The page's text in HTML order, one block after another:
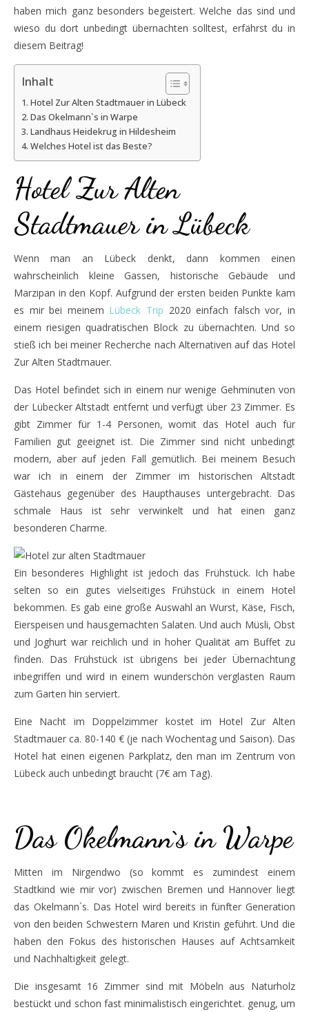
haben mich ganz besonders begeistert. Welche das sind und
wieso du dort unbedingt übernachten solltest, erfährst du in
diesem Beitrag!
Inhalt
Hotel Zur Alten Stadtmauer in Lübeck
Das Okelmann`s in Warpe
Landhaus Heidekrug in Hildesheim
Welches Hotel ist das Beste?
Hotel Zur Alten
Stadtmauer in Lübeck
Wenn man an Lübeck denkt, dann kommen einen
wahrscheinlich kleine Gassen, historische Gebäude und
Marzipan in den Kopf. Aufgrund der ersten beiden Punkte kam
es mir bei meinem Lübeck Trip 2020 einfach falsch vor, in
einem riesigen quadratischen Block zu übernachten. Und so
stieß ich bei meiner Recherche nach Alternativen auf das Hotel
Zur Alten Stadtmauer.
Das Hotel befindet sich in einem nur wenige Gehminuten von
der Lübecker Altstadt entfernt und verfügt über 23 Zimmer. Es
gibt Zimmer für 1-4 Personen, womit das Hotel auch für
Familien gut geeignet ist. Die Zimmer sind nicht unbedingt
modern, aber auf jeden Fall gemütlich. Bei meinem Besuch
war ich in einem der Zimmer im historischen Altstadt
Gästehaus gegenüber des Haupthauses untergebracht. Das
schmale Haus ist sehr verwinkelt und hat einen ganz
besonderen Charme.
Ein besonderes Highlight ist jedoch das Frühstück. Ich habe
selten so ein gutes vielseitiges Frühstück in einem Hotel
bekommen. Es gab eine große Auswahl an Wurst, Käse, Fisch,
Eierspeisen und hausgemachten Salaten. Und auch Müsli, Obst
und Joghurt war reichlich und in hoher Qualität am Buffet zu
finden. Das Frühstück ist übrigens bei jeder Übernachtung
inbegriffen und wird in einem wunderschön verglasten Raum
zum Garten hin serviert.
Eine Nacht im Doppelzimmer kostet im Hotel Zur Alten
Stadtmauer ca. 80-140 € (je nach Wochentag und Saison). Das
Hotel hat einen eigenen Parkplatz, den man im Zentrum von
Lübeck auch unbedingt braucht (7€ am Tag).
Das Okelmann`s in Warpe
Mitten im Nirgendwo (so kommt es zumindest einem
Stadtkind wie mir vor) zwischen Bremen und Hannover liegt
das Okelmann`s. Das Hotel wird bereits in fünfter Generation
von den beiden Schwestern Maren und Kristin geführt. Und die
haben den Fokus des historischen Hauses auf Achtsamkeit
und Nachhaltigkeit gelegt.
Die insgesamt 16 Zimmer sind mit Möbeln aus Naturholz
bestückt und schon fast minimalistisch eingerichtet. genug, um